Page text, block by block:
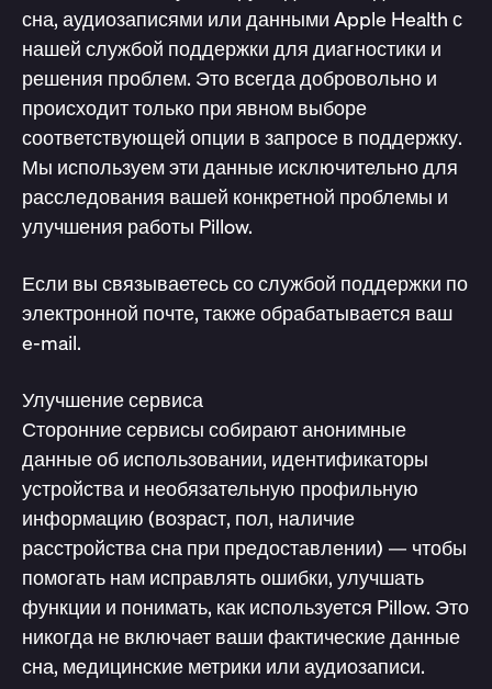
сна, аудиозаписями или данными Apple Health с
нашей службой поддержки для диагностики и
решения проблем. Это всегда добровольно и
происходит только при явном выборе
соответствующей опции в запросе в поддержку.
Мы используем эти данные исключительно для
расследования вашей конкретной проблемы и
улучшения работы Pillow.
Если вы связываетесь со службой поддержки по
электронной почте, также обрабатывается ваш
e-mail.
Улучшение сервиса
Сторонние сервисы собирают анонимные
данные об использовании, идентификаторы
устройства и необязательную профильную
информацию (возраст, пол, наличие
расстройства сна при предоставлении) — чтобы
помогать нам исправлять ошибки, улучшать
функции и понимать, как используется Pillow. Это
никогда не включает ваши фактические данные
сна, медицинские метрики или аудиозаписи.